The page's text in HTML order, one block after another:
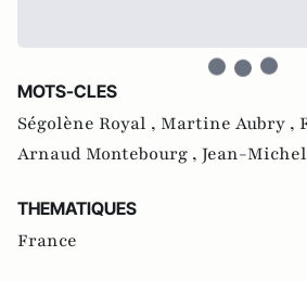
MOTS-CLES
Ségolène Royal , Martine Aubry ,
Arnaud Montebourg , Jean-
THEMATIQUES
France